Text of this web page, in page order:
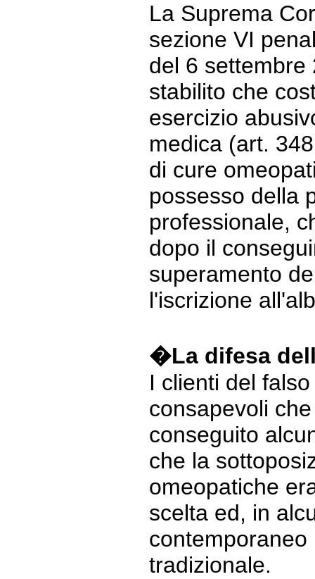
La Suprema
sezione VI
del 6 settembre
stabilito che
esercizio
medica (art.
di cure
possesso della
professionale,
dopo il
superamento
l'iscrizione
�La difesa
I clienti del
consapevoli
conseguito
che la
omeopatiche
scelta ed, in
tradizionale.